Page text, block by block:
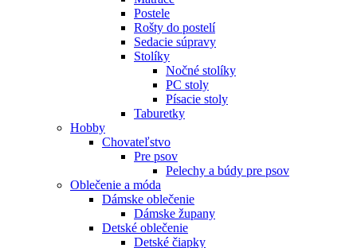
Postele
Rošty do postelí
Sedacie súpravy
Stolíky
Nočné stolíky
PC stoly
Písacie stoly
Taburetky
Hobby
Chovateľstvo
Pre psov
Pelechy a búdy pre psov
Oblečenie a móda
Dámske oblečenie
Dámske župany
Detské oblečenie
Detské čiapky